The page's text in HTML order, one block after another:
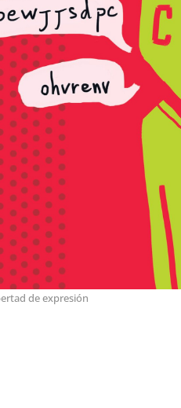
de expresión